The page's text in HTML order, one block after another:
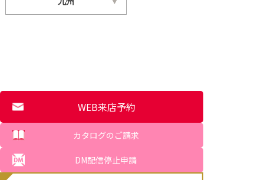
WEB来店予約
カタログのご請求
DM配信停止申請